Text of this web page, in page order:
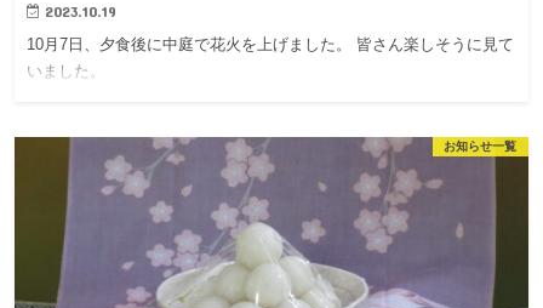
2023.10.19
10月7日、夕食後に中庭で花火を上げました。 皆さん楽しそうに見て
いました。
お知らせ一覧